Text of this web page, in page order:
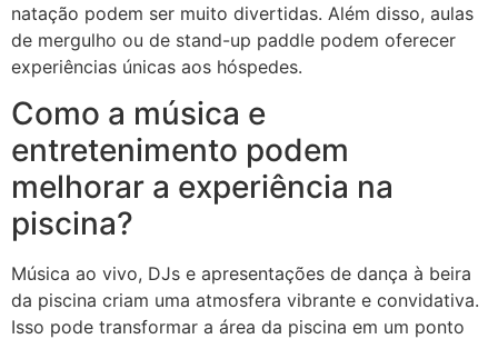
natação podem ser muito divertidas. Além disso, aulas
de mergulho ou de stand-up paddle podem oferecer
experiências únicas aos hóspedes.
Como a música e
entretenimento podem
melhorar a experiência na
piscina?
Música ao vivo, DJs e apresentações de dança à beira
da piscina criam uma atmosfera vibrante e convidativa.
Isso pode transformar a área da piscina em um ponto